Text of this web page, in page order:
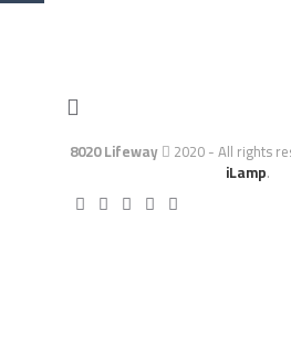
8020 Lifeway 2020 - All rights
iLamp.